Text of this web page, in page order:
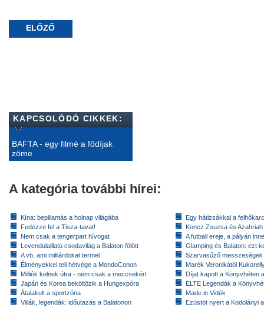
ELŐZŐ
KAPCSOLÓDÓ CIKKEK:
BAFTA - egy filmé a fődíjak
zöme
A kategória további hírei:
Kína: bepillantás a holnap világába
Fedezze fel a Tisza-tavat!
Nem csak a tengerpart hívogat
Levendulaillatú csodavilág a Balaton fölött
A vb, ami milliárdokat termel
Élményekkel teli hétvége a MondoConon
Milliók kelnek útra - nem csak a meccsekért
Japán és Korea beköltözik a Hungexpóra
Átalakult a sportzóna
Villák, legendák: időutazás a Balatonon
Egy hátizsákkal a
Koncz Zsuzsa és
A futball ereje, a pályán
Glamping és Balaton: ezt
Szarvasűző messzeségek
Marék Veronikától
Díjat kapott a Könyvhéten
ELTE Legendák a
Made in Vidék
Ezüstöt nyert a Kodolányi